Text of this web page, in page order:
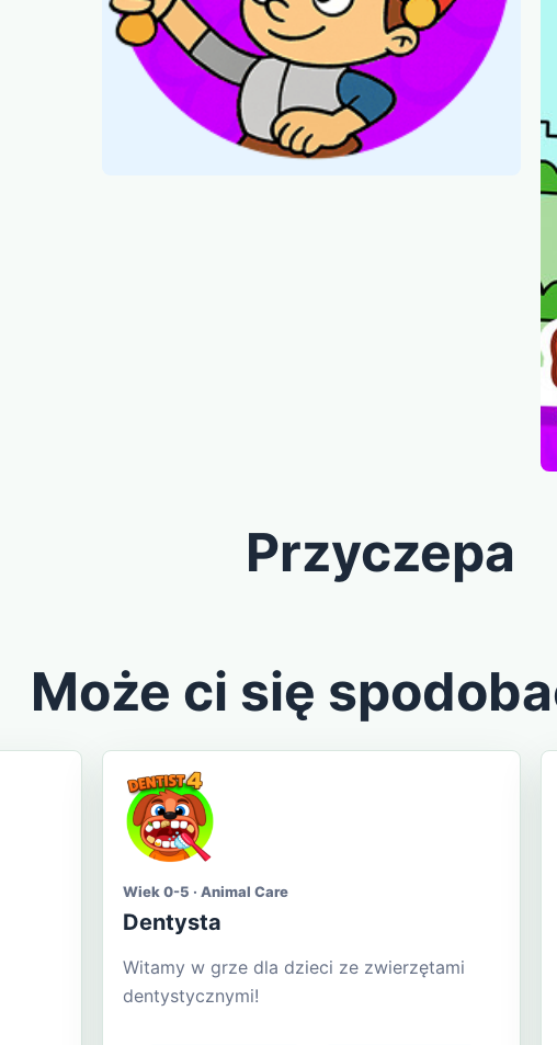
Przyczepa
Może ci się
Wiek 0-5 · Animal Care
Dentysta
Witamy w grze dla dzieci ze zwierzętami
dentystycznymi!